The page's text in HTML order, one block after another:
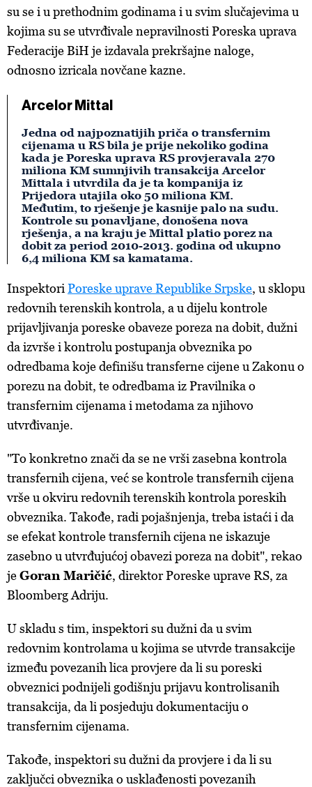
su se i u prethodnim godinama i u svim slučajevima u
kojima su se utvrđivale nepravilnosti Poreska uprava
Federacije BiH je izdavala prekršajne naloge,
odnosno izricala novčane kazne.
Arcelor Mittal
Jedna od najpoznatijih priča o transfernim
cijenama u RS bila je prije nekoliko godina
kada je Poreska uprava RS provjeravala 270
miliona KM sumnjivih transakcija Arcelor
Mittala i utvrdila da je ta kompanija iz
Prijedora utajila oko 50 miliona KM.
Međutim, to rješenje je kasnije palo na sudu.
Kontrole su ponavljane, donošena nova
rješenja, a na kraju je Mittal platio porez na
dobit za period 2010-2013. godina od ukupno
6,4 miliona KM sa kamatama.
Inspektori Poreske uprave Republike Srpske, u sklopu
redovnih terenskih kontrola, a u dijelu kontrole
prijavljivanja poreske obaveze poreza na dobit, dužni
da izvrše i kontrolu postupanja obveznika po
odredbama koje definišu transferne cijene u Zakonu o
porezu na dobit, te odredbama iz Pravilnika o
transfernim cijenama i metodama za njihovo
utvrđivanje.
"To konkretno znači da se ne vrši zasebna kontrola
transfernih cijena, već se kontrole transfernih cijena
vrše u okviru redovnih terenskih kontrola poreskih
obveznika. Takođe, radi pojašnjenja, treba istaći i da
se efekat kontrole transfernih cijena ne iskazuje
zasebno u utvrđujućoj obavezi poreza na dobit", rekao
jeGoran Maričić, direktor Poreske uprave RS, za
Bloomberg Adriju.
U skladu s tim, inspektori su dužni da u svim
redovnim kontrolama u kojima se utvrde transakcije
između povezanih lica provjere da li su poreski
obveznici podnijeli godišnju prijavu kontrolisanih
transakcija, da li posjeduju dokumentaciju o
transfernim cijenama.
Takođe, inspektori su dužni da provjere i da li su
zaključci obveznika o usklađenosti povezanih